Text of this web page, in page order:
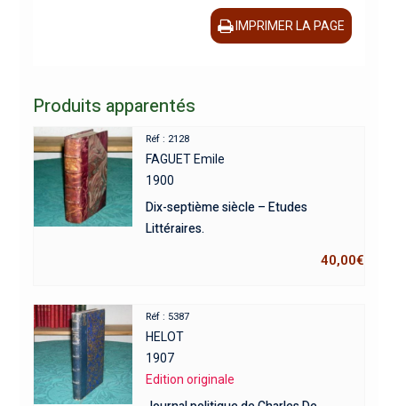
IMPRIMER LA PAGE
Produits apparentés
Réf : 2128
FAGUET Emile
1900
Dix-septième siècle – Etudes
Littéraires.
40,00€
Réf : 5387
HELOT
1907
Edition originale